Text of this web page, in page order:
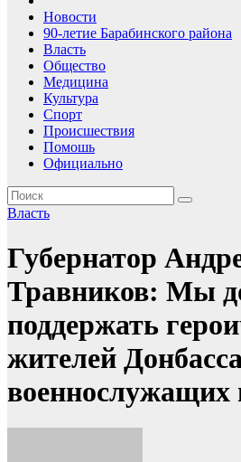
Новости
90-летие Барабинского района
Власть
Общество
Медицина
Культура
Спорт
Происшествия
Помошь
Официально
Власть
Губернатор
Травников: Мы
поддержать
жителей
военнослужащих